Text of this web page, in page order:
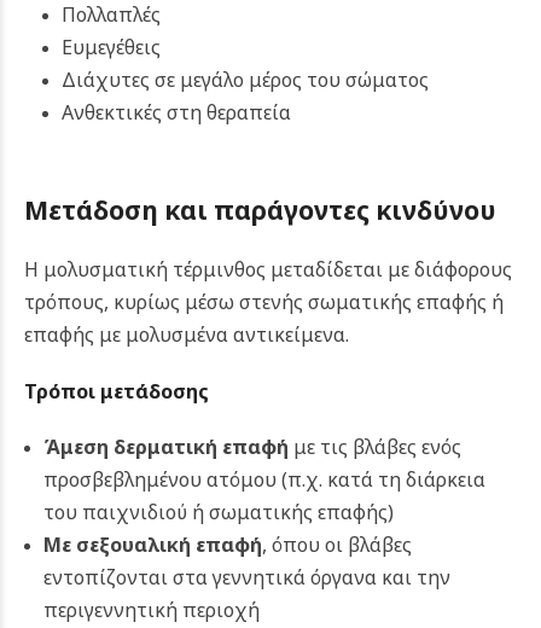
Πολλαπλές
Ευμεγέθεις
Διάχυτες σε μεγάλο μέρος του σώματος
Ανθεκτικές στη θεραπεία
Μετάδοση και παράγοντες κινδύνου
Η μολυσματική τέρμινθος μεταδίδεται με διάφορους
τρόπους, κυρίως μέσω στενής σωματικής επαφής ή
επαφής με μολυσμένα αντικείμενα.
Τρόποι μετάδοσης
Άμεση δερματική επαφή με τις βλάβες ενός
προσβεβλημένου ατόμου (π.χ. κατά τη διάρκεια
του παιχνιδιού ή σωματικής επαφής)
Με σεξουαλική επαφή, όπου οι βλάβες
εντοπίζονται στα γεννητικά όργανα και την
περιγεννητική περιοχή